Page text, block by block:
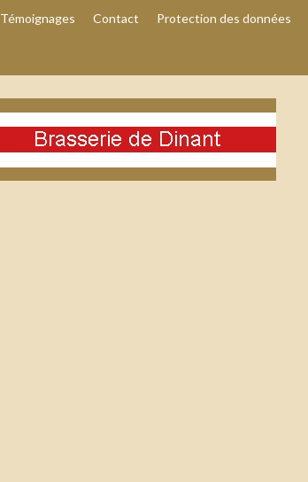
Témoignages Contact Protection des données